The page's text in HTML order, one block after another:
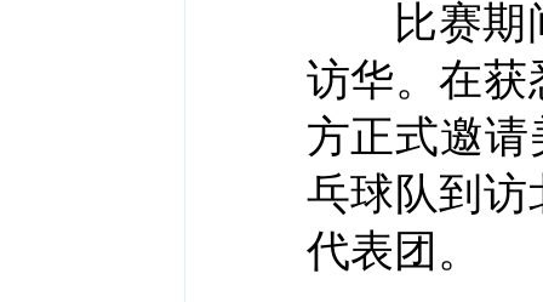
比赛期间
访华。在
方正式邀
乓球队到
代表团。